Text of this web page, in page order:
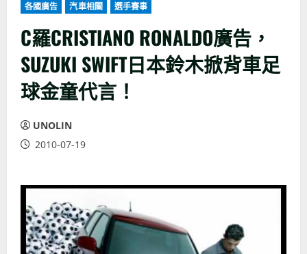
各國廣告 汽車相關 選手賽事
C羅CRISTIANO RONALDO廣告，
SUZUKI SWIFT日本鈴木掀背車足
球金童代言！
UNOLIN
2010-07-19